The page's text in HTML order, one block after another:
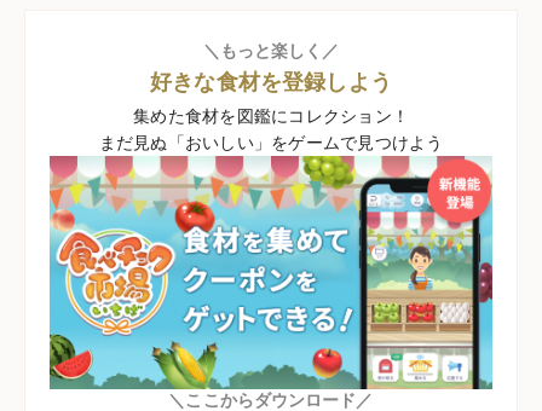
＼もっと楽しく／
好きな食材を登録しよう
集めた食材を図鑑にコレクション！
まだ見ぬ「おいしい」をゲームで見つけよう
＼ここからダウンロード／